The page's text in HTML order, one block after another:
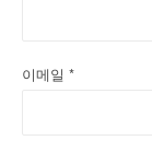
이메일 *